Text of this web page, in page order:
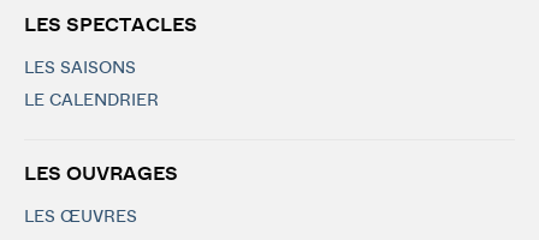
LES SPECTACLES
LES SAISONS
LE CALENDRIER
LES OUVRAGES
LES ŒUVRES